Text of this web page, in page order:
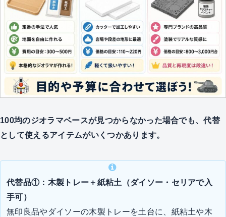
100均のジオラマベースが見つからなかった場合でも、代替
として使えるアイテムがいくつかあります。
代替品①：木製トレー＋紙粘土（ダイソー・セリアで入
手可）
無印良品やダイソーの木製トレーを土台に、紙粘土や木